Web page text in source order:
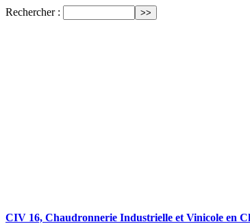
Rechercher :
CIV 16, Chaudronnerie Industrielle et Vinicole en